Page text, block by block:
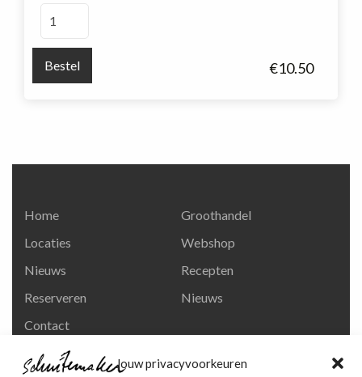
Jouw privacyvoorkeuren
€10.50
Bestel
Home
Locaties
Nieuws
Reserveren
Contact
Privacy en
persoonsgegevens
Groothandel
Webshop
Recepten
Nieuws